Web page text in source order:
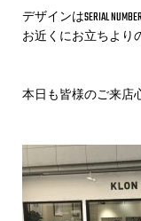
デザインはSERIAL
お近くにお立ちより
本日も皆様のご来店